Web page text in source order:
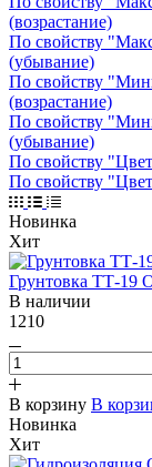
(возрастание)
По свойству
(убывание)
По свойству
(возрастание)
По свойству
(убывание)
По свойству
По свойству
Новинка
Хит
Грунтовка ТТ-19
В наличии
1210
В корзину В
Новинка
Хит